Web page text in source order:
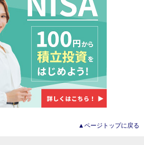
▲ページトップに戻る